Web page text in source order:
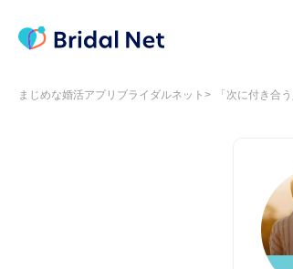
まじめな婚活アプリブライダルネット 「次に付き合